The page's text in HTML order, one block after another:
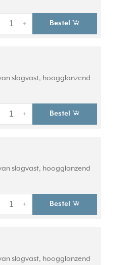
+ Bestel
slagvast, hoogglanzend
+ Bestel
slagvast, hoogglanzend
+ Bestel
slagvast, hoogglanzend